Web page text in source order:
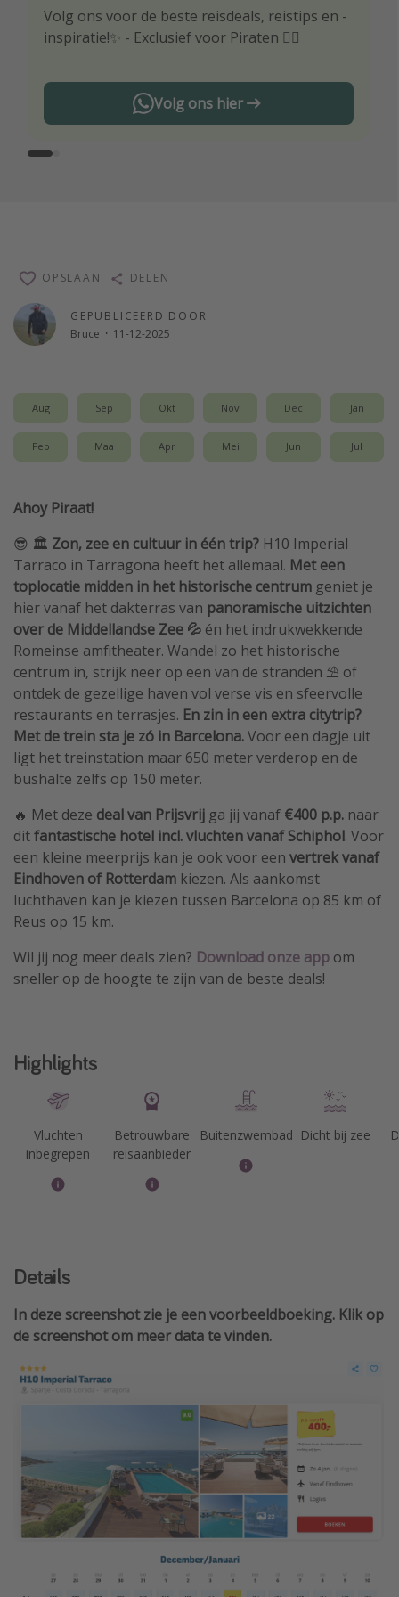
Volg ons voor de beste reisdeals, reistips en -
inspiratie!✨ - Exclusief voor Piraten 🏴‍☠️
Volg ons hier
Wees als eerste op de hoogte van de beste
reisaanbiedingen
GEPUBLICEERD DOOR
Bruce · 11-12-2025
OPSLAAN DELEN
Aug Sep Okt Nov Dec Jan
Feb Maa Apr Mei Jun Jul
Ahoy Piraat!
😎 🏛️ Zon, zee en cultuur in één trip? H10 Imperial
Tarraco in Tarragona heeft het allemaal. Met een
toplocatie midden in het historische centrum geniet je
hier vanaf het dakterras van panoramische uitzichten
over de Middellandse Zee 💦 én het indrukwekkende
Romeinse amfitheater. Wandel zo het historische
centrum in, strijk neer op een van de stranden ⛱️ of
ontdek de gezellige haven vol verse vis en sfeervolle
restaurants en terrasjes. En zin in een extra citytrip?
Met de trein sta je zó in Barcelona.Voor een dagje uit
ligt het treinstation maar 650 meter verderop en de
bushalte zelfs op 150 meter.
🔥 Met deze deal van Prijsvrij ga jij vanaf €400 p.p. naar
ditfantastische hotel incl. vluchten vanaf Schiphol. Voor
een kleine meerprijs kan je ook voor een vertrek vanaf
Eindhoven of Rotterdam kiezen. Als aankomst
luchthaven kan je kiezen tussen Barcelona op 85 km of
Reus op 15 km.
Wil jij nog meer deals zien? Download onze app om
sneller op de hoogte te zijn van de beste deals!
Highlights
Vluchten
inbegrepen
Betrouwbare
reisaanbieder
Buitenzwembad Dicht bij zee
Details
In deze screenshot zie je een voorbeeldboeking. Klik op
de screenshot om meer data te vinden.